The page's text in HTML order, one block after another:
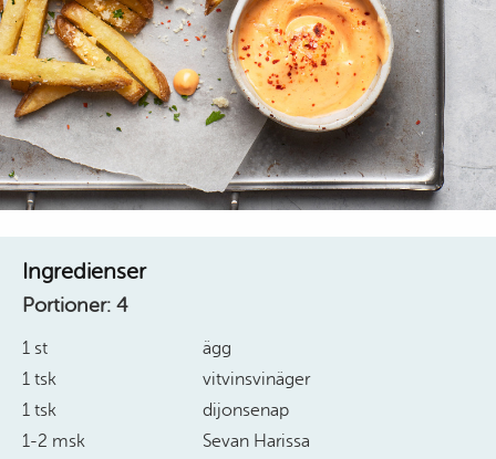
Ingredienser
Portioner: 4
1 st
ägg
1 tsk
vitvinsvinäger
1 tsk
dijonsenap
1-2 msk
Sevan Harissa